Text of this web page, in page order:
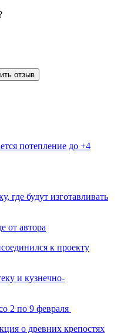
отзыв
потепление до +4
где будут изготавливать
от автора
к проекту
и кузнечно-
2 по 9 февраля
о древних крепостях